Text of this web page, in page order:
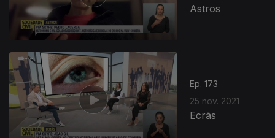
Astros
Ep. 173
25 nov. 2021
Ecrãs